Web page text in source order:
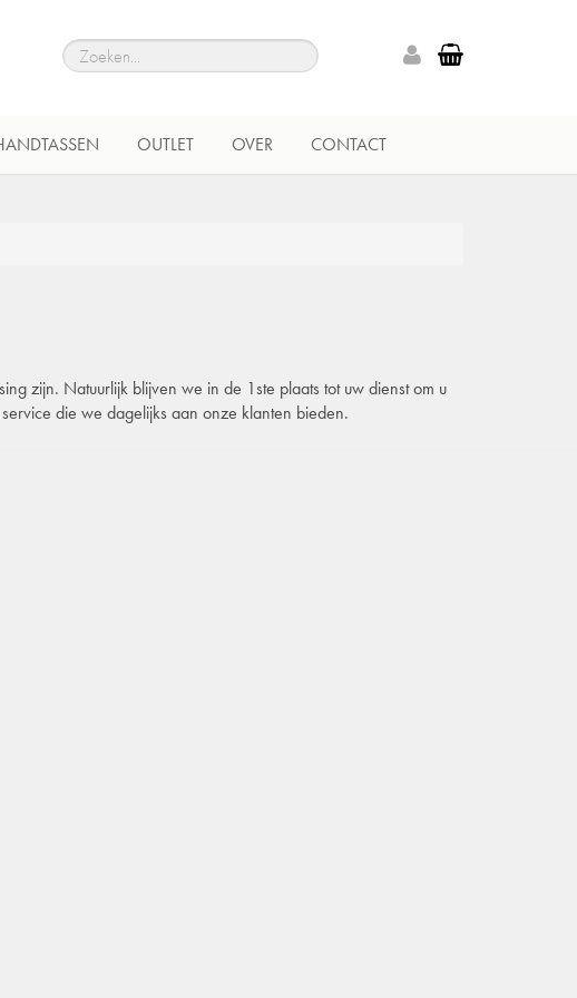
OUTLET OVER CONTACT
zijn. Natuurlijk blijven we in de 1ste plaats tot uw dienst om u
die we dagelijks aan onze klanten bieden.